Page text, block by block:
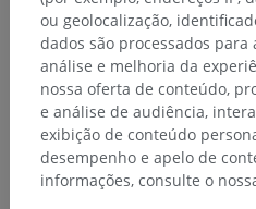
Hierarquia anatômica
Anatomia humana 2
Corpo humano>
Tegumento comum>
Glândulas da pele>
ou geolocalização,
dados são processados
análise e melhoria da
nossa oferta de conteúdo,
e análise de audiência,
exibição de conteúdo
desempenho e apelo de
informações, consulte o